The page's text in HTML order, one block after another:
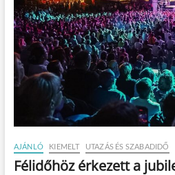
AJÁNLÓ KIEMELT UTAZÁS ÉS SZABADIDŐ
Félidőhöz érkezett a